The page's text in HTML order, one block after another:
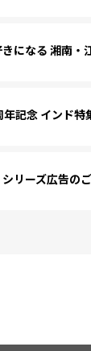
になる 湘南・
記念 インド特
シリーズ広告の